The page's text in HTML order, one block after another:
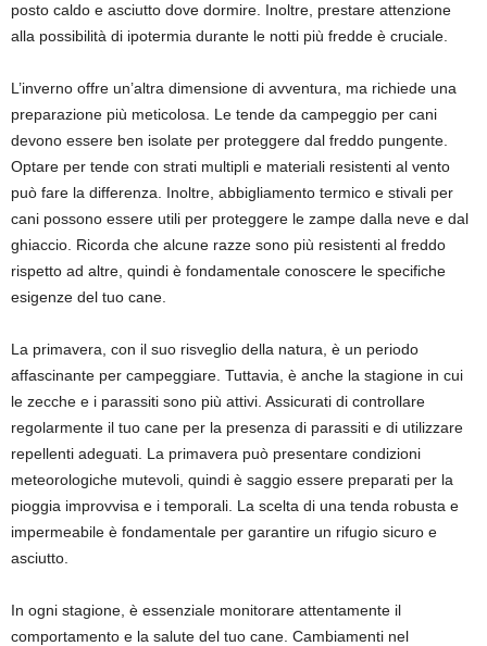
posto caldo e asciutto dove dormire. Inoltre, prestare attenzione
alla possibilità di ipotermia durante le notti più fredde è cruciale.
L’inverno offre un’altra dimensione di avventura, ma richiede una
preparazione più meticolosa. Le tende da campeggio per cani
devono essere ben isolate per proteggere dal freddo pungente.
Optare per tende con strati multipli e materiali resistenti al vento
può fare la differenza. Inoltre, abbigliamento termico e stivali per
cani possono essere utili per proteggere le zampe dalla neve e dal
ghiaccio. Ricorda che alcune razze sono più resistenti al freddo
rispetto ad altre, quindi è fondamentale conoscere le specifiche
esigenze del tuo cane.
La primavera, con il suo risveglio della natura, è un periodo
affascinante per campeggiare. Tuttavia, è anche la stagione in cui
le zecche e i parassiti sono più attivi. Assicurati di controllare
regolarmente il tuo cane per la presenza di parassiti e di utilizzare
repellenti adeguati. La primavera può presentare condizioni
meteorologiche mutevoli, quindi è saggio essere preparati per la
pioggia improvvisa e i temporali. La scelta di una tenda robusta e
impermeabile è fondamentale per garantire un rifugio sicuro e
asciutto.
In ogni stagione, è essenziale monitorare attentamente il
comportamento e la salute del tuo cane. Cambiamenti nel